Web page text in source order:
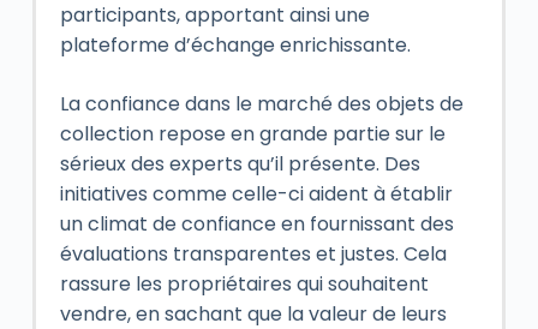
participants, apportant ainsi une
plateforme d’échange enrichissante.
La confiance dans le marché des objets de
collection repose en grande partie sur le
sérieux des experts qu’il présente. Des
initiatives comme celle-ci aident à établir
un climat de confiance en fournissant des
évaluations transparentes et justes. Cela
rassure les propriétaires qui souhaitent
vendre, en sachant que la valeur de leurs